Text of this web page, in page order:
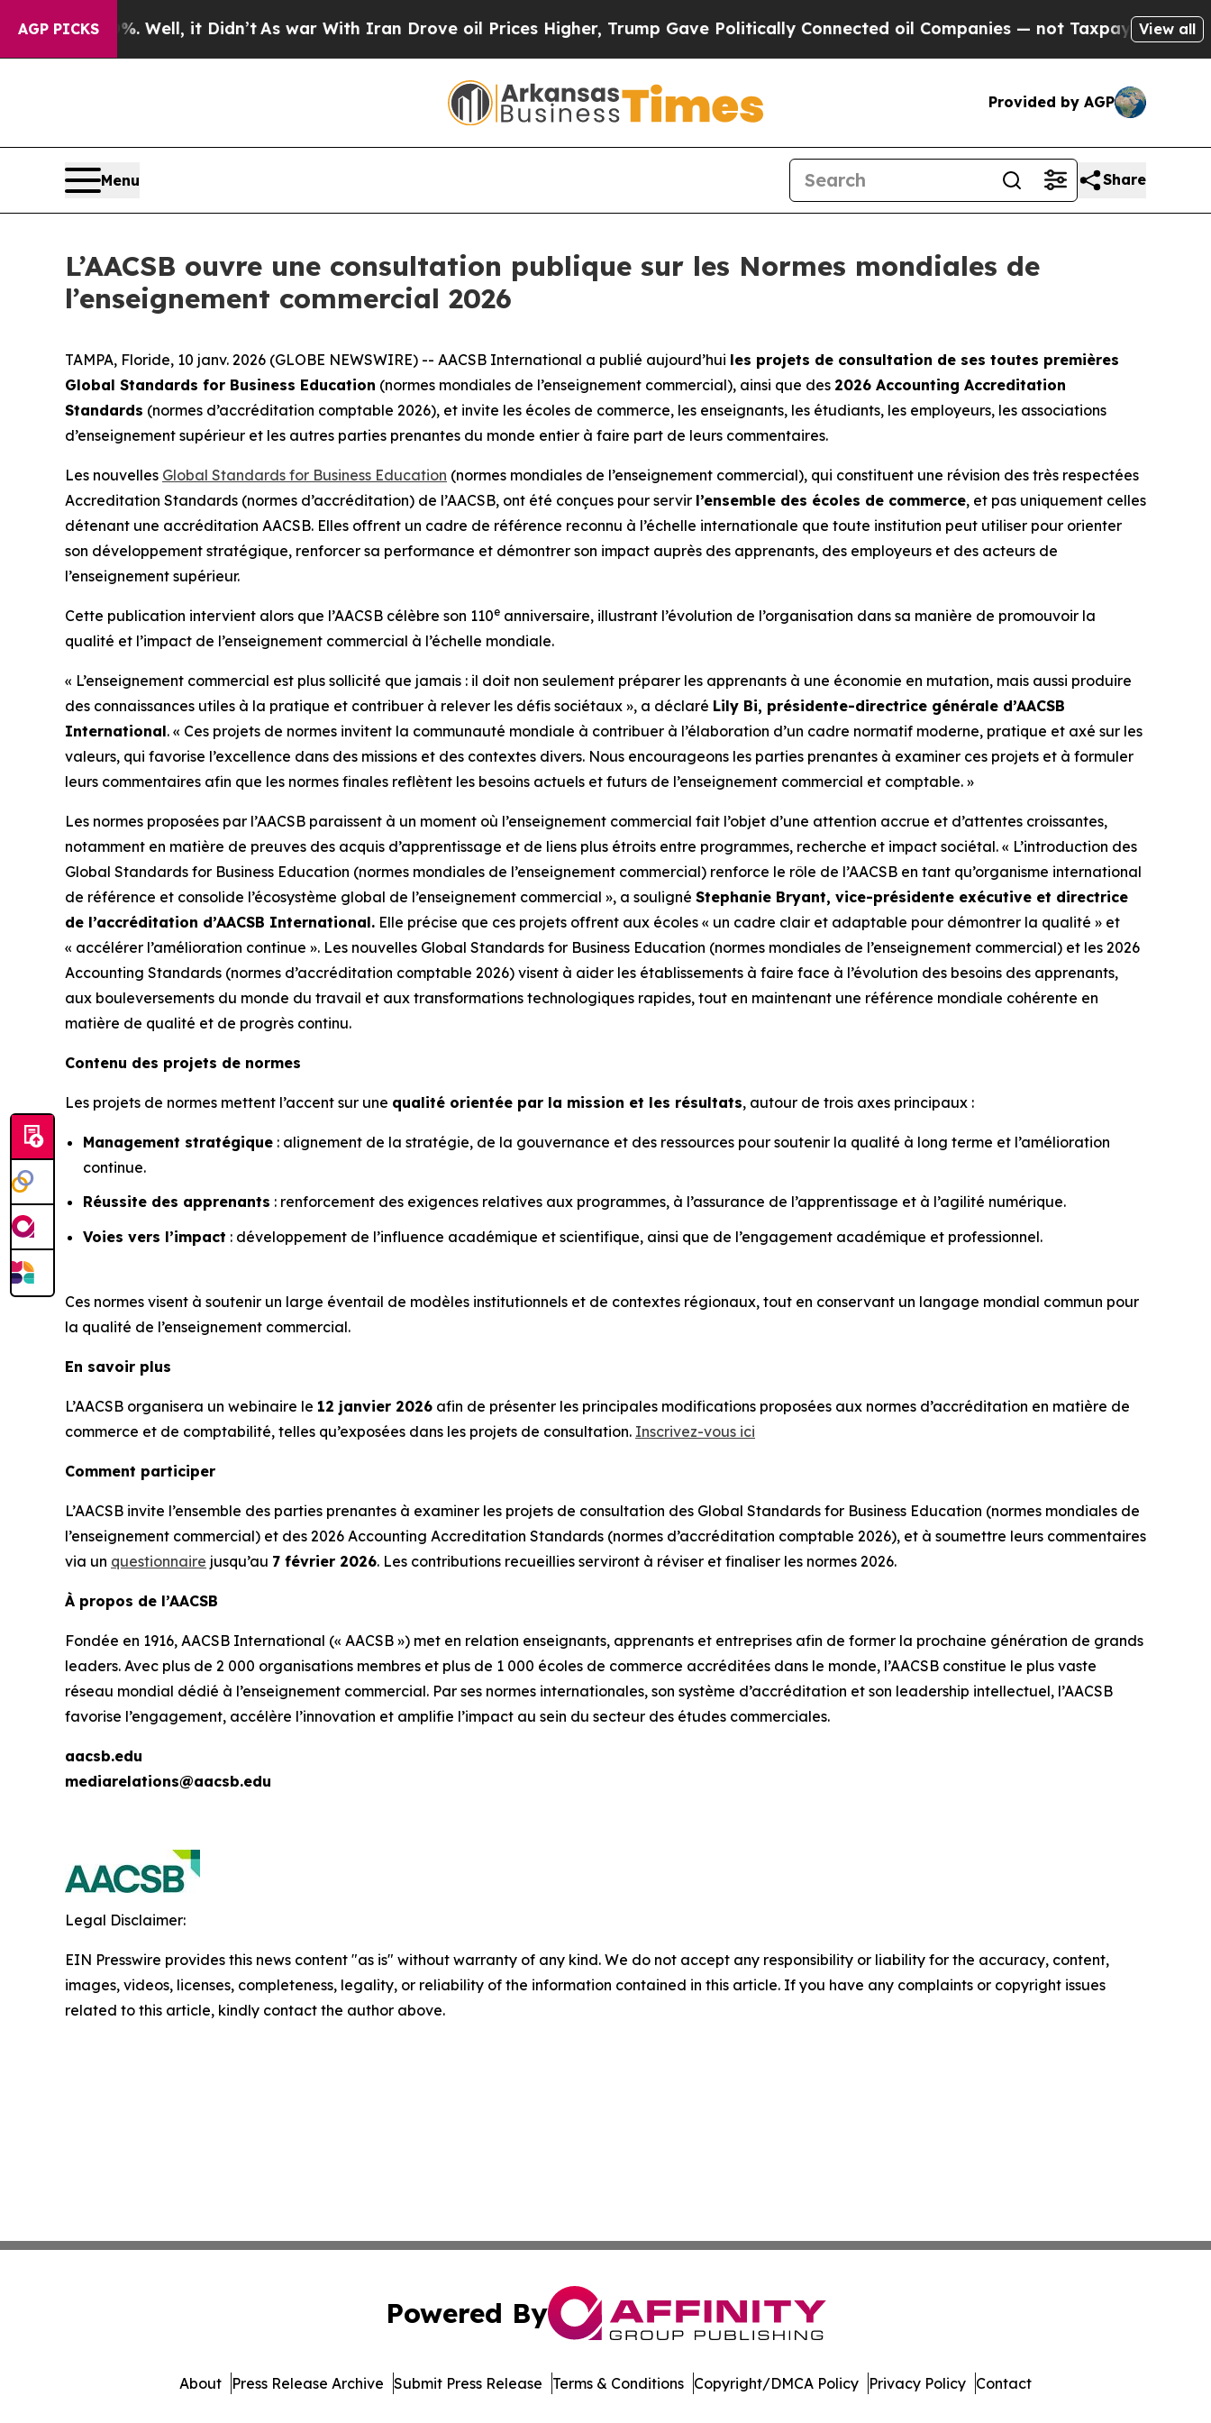
AGP PICKS
40%. Well, it Didn’t As war With Iran Drove oil Prices Higher, Trump Gave Politically Connected oil Companies — not Taxpayers — the Chance
View all
Provided by AGP
Menu Share
L’AACSB ouvre une consultation publique sur les Normes mondiales de
l’enseignement commercial 2026
TAMPA, Floride, 10 janv. 2026 (GLOBE NEWSWIRE) -- AACSB International a publié aujourd’hui les projets de consultation de ses toutes premières
Global Standards for Business Education (normes mondiales de l’enseignement commercial), ainsi que des 2026 Accounting Accreditation
Standards (normes d’accréditation comptable 2026), et invite les écoles de commerce, les enseignants, les étudiants, les employeurs, les associations
d’enseignement supérieur et les autres parties prenantes du monde entier à faire part de leurs commentaires.
Les nouvelles Global Standards for Business Education (normes mondiales de l’enseignement commercial), qui constituent une révision des très respectées
Accreditation Standards (normes d’accréditation) de l’AACSB, ont été conçues pour servir l’ensemble des écoles de commerce, et pas uniquement celles
détenant une accréditation AACSB. Elles offrent un cadre de référence reconnu à l’échelle internationale que toute institution peut utiliser pour orienter
son développement stratégique, renforcer sa performance et démontrer son impact auprès des apprenants, des employeurs et des acteurs de
l’enseignement supérieur.
Cette publication intervient alors que l’AACSB célèbre son 110e anniversaire, illustrant l’évolution de l’organisation dans sa manière de promouvoir la
qualité et l’impact de l’enseignement commercial à l’échelle mondiale.
« L’enseignement commercial est plus sollicité que jamais : il doit non seulement préparer les apprenants à une économie en mutation, mais aussi produire
des connaissances utiles à la pratique et contribuer à relever les défis sociétaux », a déclaré Lily Bi, présidente-directrice générale d’AACSB
International. « Ces projets de normes invitent la communauté mondiale à contribuer à l’élaboration d’un cadre normatif moderne, pratique et axé sur les
valeurs, qui favorise l’excellence dans des missions et des contextes divers. Nous encourageons les parties prenantes à examiner ces projets et à formuler
leurs commentaires afin que les normes finales reflètent les besoins actuels et futurs de l’enseignement commercial et comptable. »
Les normes proposées par l’AACSB paraissent à un moment où l’enseignement commercial fait l’objet d’une attention accrue et d’attentes croissantes,
notamment en matière de preuves des acquis d’apprentissage et de liens plus étroits entre programmes, recherche et impact sociétal. « L’introduction des
Global Standards for Business Education (normes mondiales de l’enseignement commercial) renforce le rôle de l’AACSB en tant qu’organisme international
de référence et consolide l’écosystème global de l’enseignement commercial », a souligné Stephanie Bryant, vice-présidente exécutive et directrice
de l’accréditation d’AACSB International. Elle précise que ces projets offrent aux écoles « un cadre clair et adaptable pour démontrer la qualité » et
« accélérer l’amélioration continue ». Les nouvelles Global Standards for Business Education (normes mondiales de l’enseignement commercial) et les 2026
Accounting Standards (normes d’accréditation comptable 2026) visent à aider les établissements à faire face à l’évolution des besoins des apprenants,
aux bouleversements du monde du travail et aux transformations technologiques rapides, tout en maintenant une référence mondiale cohérente en
matière de qualité et de progrès continu.
Contenu des projets de normes
Les projets de normes mettent l’accent sur une qualité orientée par la mission et les résultats, autour de trois axes principaux :
Management stratégique : alignement de la stratégie, de la gouvernance et des ressources pour soutenir la qualité à long terme et l’amélioration
continue.
Réussite des apprenants : renforcement des exigences relatives aux programmes, à l’assurance de l’apprentissage et à l’agilité numérique.
Voies vers l’impact : développement de l’influence académique et scientifique, ainsi que de l’engagement académique et professionnel.
Ces normes visent à soutenir un large éventail de modèles institutionnels et de contextes régionaux, tout en conservant un langage mondial commun pour
la qualité de l’enseignement commercial.
En savoir plus
L’AACSB organisera un webinaire le 12 janvier 2026 afin de présenter les principales modifications proposées aux normes d’accréditation en matière de
commerce et de comptabilité, telles qu’exposées dans les projets de consultation. Inscrivez-vous ici
Comment participer
L’AACSB invite l’ensemble des parties prenantes à examiner les projets de consultation des Global Standards for Business Education (normes mondiales de
l’enseignement commercial) et des 2026 Accounting Accreditation Standards (normes d’accréditation comptable 2026), et à soumettre leurs commentaires
via un questionnaire jusqu’au 7 février 2026. Les contributions recueillies serviront à réviser et finaliser les normes 2026.
À propos de l’AACSB
Fondée en 1916, AACSB International (« AACSB ») met en relation enseignants, apprenants et entreprises afin de former la prochaine génération de grands
leaders. Avec plus de 2 000 organisations membres et plus de 1 000 écoles de commerce accréditées dans le monde, l’AACSB constitue le plus vaste
réseau mondial dédié à l’enseignement commercial. Par ses normes internationales, son système d’accréditation et son leadership intellectuel, l’AACSB
favorise l’engagement, accélère l’innovation et amplifie l’impact au sein du secteur des études commerciales.
aacsb.edu
mediarelations@aacsb.edu
Legal Disclaimer:
EIN Presswire provides this news content "as is" without warranty of any kind. We do not accept any responsibility or liability for the accuracy, content,
images, videos, licenses, completeness, legality, or reliability of the information contained in this article. If you have any complaints or copyright issues
related to this article, kindly contact the author above.
Powered By
About Press Release Archive Submit Press Release Terms & Conditions Copyright/DMCA Policy Privacy Policy Contact